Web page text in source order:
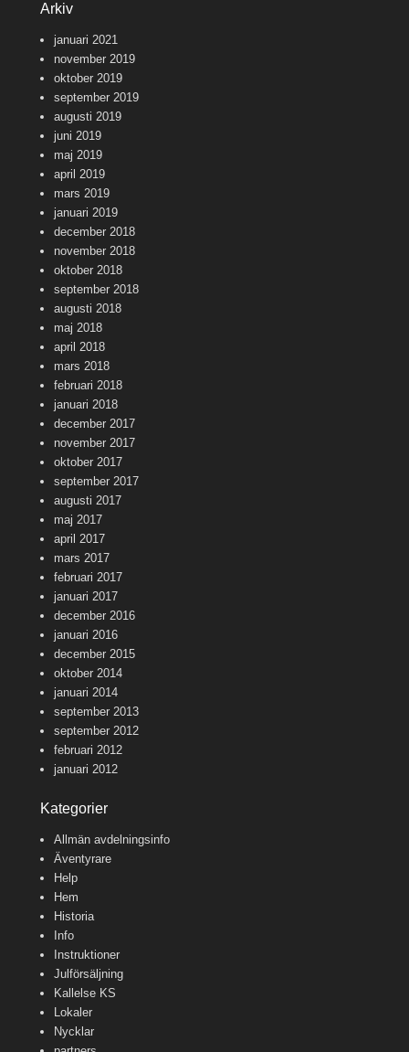
Arkiv
januari 2021
november 2019
oktober 2019
september 2019
augusti 2019
juni 2019
maj 2019
april 2019
mars 2019
januari 2019
december 2018
november 2018
oktober 2018
september 2018
augusti 2018
maj 2018
april 2018
mars 2018
februari 2018
januari 2018
december 2017
november 2017
oktober 2017
september 2017
augusti 2017
maj 2017
april 2017
mars 2017
februari 2017
januari 2017
december 2016
januari 2016
december 2015
oktober 2014
januari 2014
september 2013
september 2012
februari 2012
januari 2012
Kategorier
Allmän avdelningsinfo
Äventyrare
Help
Hem
Historia
Info
Instruktioner
Julförsäljning
Kallelse KS
Lokaler
Nycklar